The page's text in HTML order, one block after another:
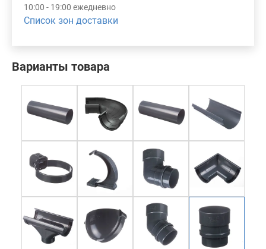
Варианты товара
10:00 - 19:00 ежедневно
Список зон доставки